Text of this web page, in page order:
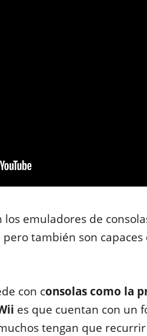
los emuladores de
también son capaces
con consolas como la
es que cuentan con un
tengan que